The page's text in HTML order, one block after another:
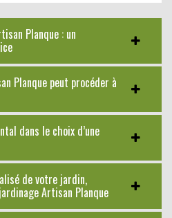
Planque : un
Planque peut procéder à
dans le choix d’une
de votre jardin,
Artisan Planque